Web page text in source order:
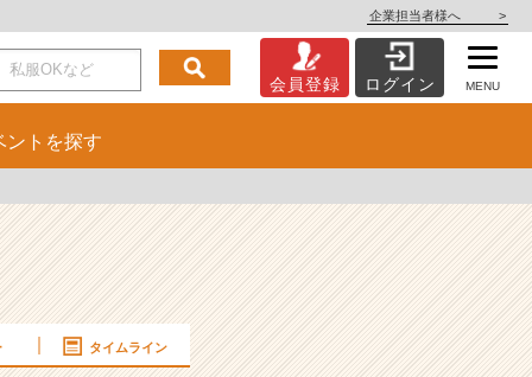
企業担当者様へ >
会員登録 ログイン MENU
ント を探す
タイムライン